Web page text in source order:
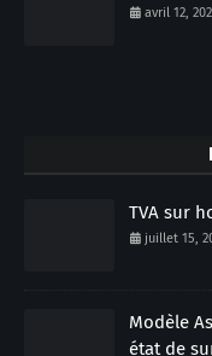
avril 12,
TVA sur
juillet 15,
Modèle
état de